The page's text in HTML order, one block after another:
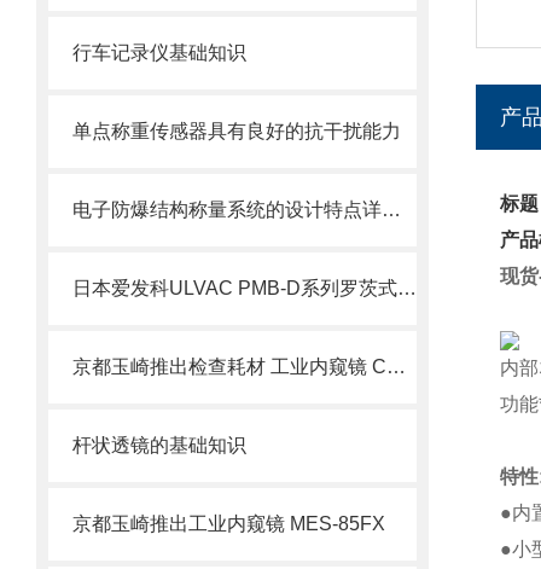
行车记录仪基础知识
单点称重传感器具有良好的抗干扰能力
电子防爆结构称量系统的设计特点详细介绍
日本爱发科ULVAC PMB-D系列罗茨式机械增压泵技术介绍
京都玉崎推出检查耗材 工业内窥镜 CES-80S
杆状透镜的基础知识
京都玉崎推出工业内窥镜 MES-85FX
产
标
产
现
内
功
特
●内
●小